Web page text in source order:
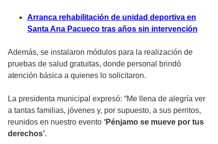
Arranca rehabilitación de unidad deportiva en
Santa Ana Pacueco tras años sin intervención
Además, se instalaron módulos para la realización de
pruebas de salud gratuitas, donde personal brindó
atención básica a quienes lo solicitaron.
La presidenta municipal expresó: “Me llena de alegría ver
a tantas familias, jóvenes y, por supuesto, a sus perritos,
reunidos en nuestro evento ‘Pénjamo se mueve por tus
derechos’.